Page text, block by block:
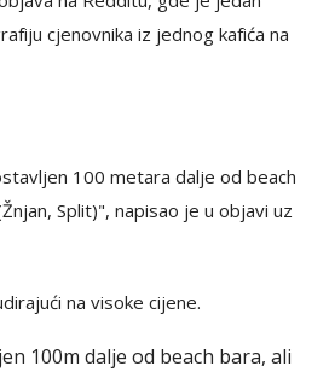
cjenovnika iz jednog kafića na
100 metara dalje od beach
Split)", napisao je u objavi uz
na visoke cijene.
100m dalje od beach bara, ali